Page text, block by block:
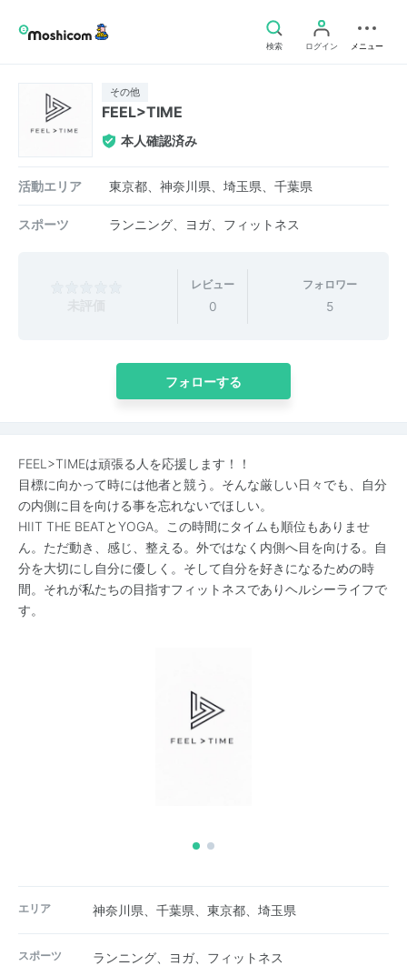
検索 ログイン メニュー
その他
FEEL>TIME
本人確認済み
活動エリア 東京都、神奈川県、埼玉県、千葉県
スポーツ ランニング、ヨガ、フィットネス
レビュー
0
フォロワー
5
フォローする
FEEL>TIMEは頑張る人を応援します！！
目標に向かって時には他者と競う。そんな厳しい日々でも、自分
の内側に目を向ける事を忘れないでほしい。
HIIT THE BEATとYOGA。この時間にタイムも順位もありませ
ん。ただ動き、感じ、整える。外ではなく内側へ目を向ける。自
分を大切にし自分に優しく。そして自分を好きになるための時
間。それが私たちの目指すフィットネスでありヘルシーライフで
す。
エリア 神奈川県、千葉県、東京都、埼玉県
スポーツ ランニング、ヨガ、フィットネス